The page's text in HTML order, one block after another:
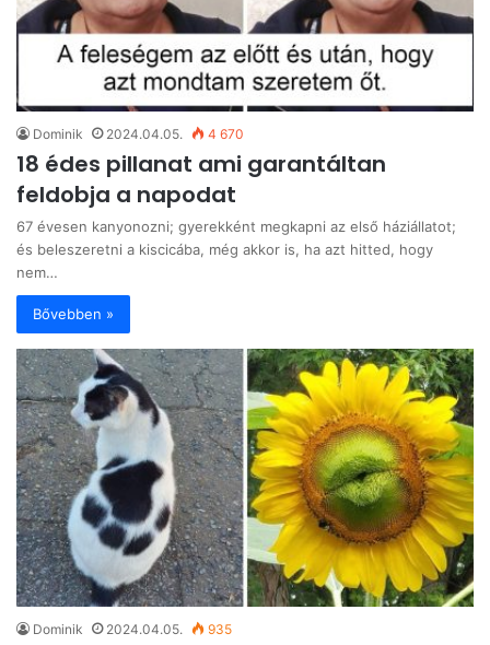
Dominik 2024.04.05. 4 670
18 édes pillanat ami garantáltan
feldobja a napodat
67 évesen kanyonozni; gyerekként megkapni az első háziállatot;
és beleszeretni a kiscicába, még akkor is, ha azt hitted, hogy
nem…
Bővebben »
Dominik 2024.04.05. 935